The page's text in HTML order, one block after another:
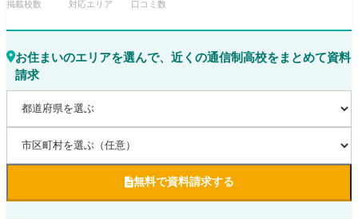
掲載校数 対応エリア 口コミ数
お住まいのエリアを選んで、近くの通信制高校をまとめて資料
請求
無料で資料請求する